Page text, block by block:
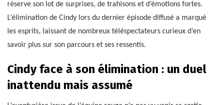
réserve son lot de surprises, de trahisons et d’émotions fortes.
L’élimination de Cindy lors du dernier épisode diffusé a marqué
les esprits, laissant de nombreux téléspectateurs curieux d’en
savoir plus sur son parcours et ses ressentis.
Cindy face à son élimination : un duel
inattendu mais assumé